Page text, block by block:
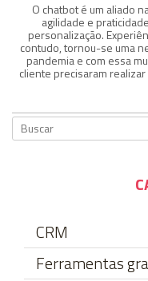
O chatbot é um aliado
agilidade e
personalização.
contudo, tornou-se uma
pandemia e com essa
cliente precisaram
CRM
Ferramentas